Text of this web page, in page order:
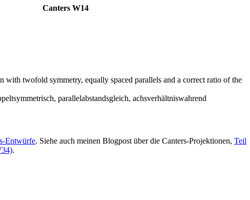
Canters W14
twofold symmetry, equally spaced parallels and a correct ratio of the
parallelabstandsgleich, achsverhältniswahrend
Entwürfe. Siehe auch meinen Blogpost über die Canters-Projektionen, Teil
.